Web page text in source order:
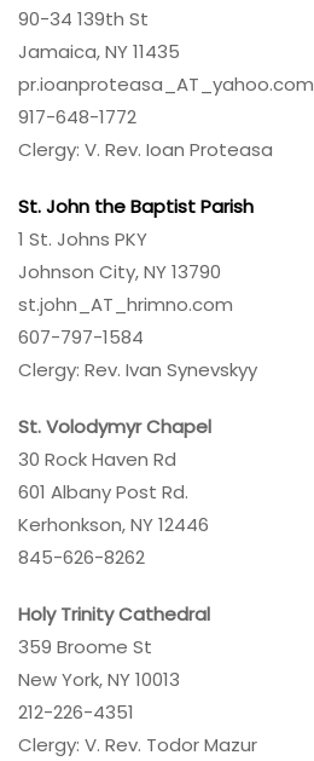
90-34 139th St
Jamaica, NY 11435
pr.ioanproteasa_AT_yahoo.com
917-648-1772
Clergy: V. Rev. Ioan Proteasa
St. John the Baptist Parish
1 St. Johns PKY
Johnson City, NY 13790
st.john_AT_hrimno.com
607-797-1584
Clergy: Rev. Ivan Synevskyy
St. Volodymyr Chapel
30 Rock Haven Rd
601 Albany Post Rd.
Kerhonkson, NY 12446
845-626-8262
Holy Trinity Cathedral
359 Broome St
New York, NY 10013
212-226-4351
Clergy: V. Rev. Todor Mazur